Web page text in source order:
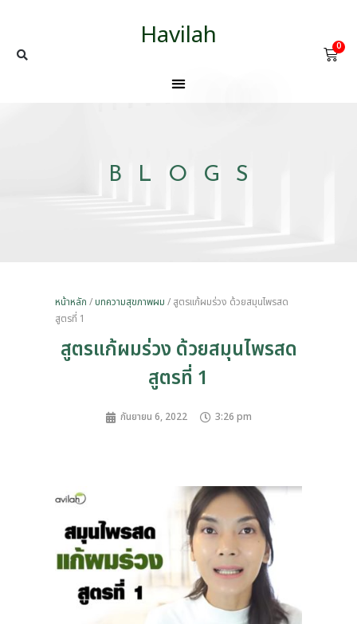
Havilah 0
BLOGS
หน้าหลัก /บทความสุขภาพผม / สูตรแก้ผมร่วง ด้วยสมุนไพรสด
สูตรที่ 1
สูตรแก้ผมร่วง ด้วยสมุนไพรสด
สูตรที่ 1
กันยายน 6, 2022 3:26 pm